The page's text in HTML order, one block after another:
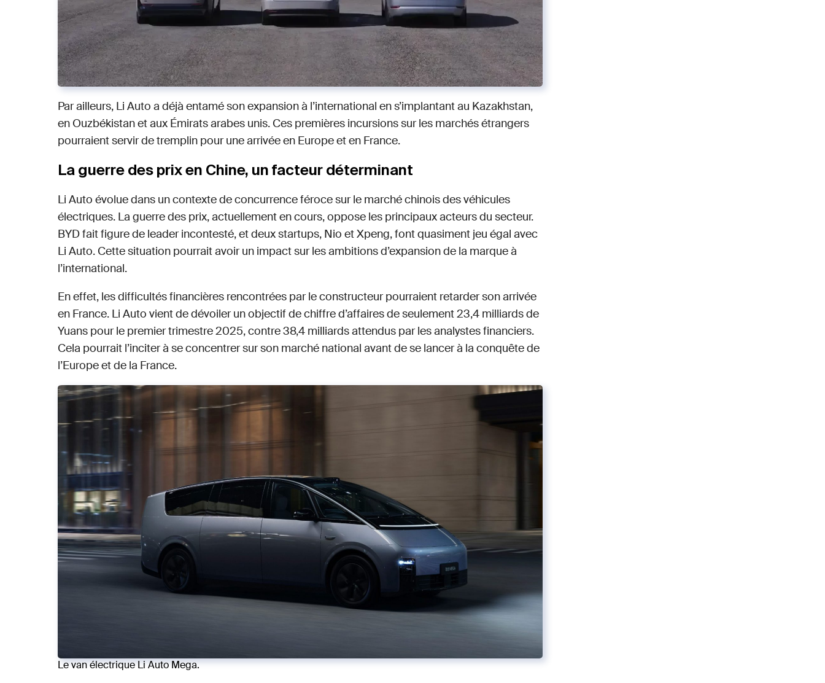
Par ailleurs, Li Auto a déjà entamé son expansion à l’international en s’implantant au Kazakhstan,
en Ouzbékistan et aux Émirats arabes unis. Ces premières incursions sur les marchés étrangers
pourraient servir de tremplin pour une arrivée en Europe et en France.
La guerre des prix en Chine, un facteur déterminant
Li Auto évolue dans un contexte de concurrence féroce sur le marché chinois des véhicules
électriques. La guerre des prix, actuellement en cours, oppose les principaux acteurs du secteur.
BYD fait figure de leader incontesté, et deux startups, Nio et Xpeng, font quasiment jeu égal avec
Li Auto. Cette situation pourrait avoir un impact sur les ambitions d’expansion de la marque à
l’international.
En effet, les difficultés financières rencontrées par le constructeur pourraient retarder son arrivée
en France. Li Auto vient de dévoiler un objectif de chiffre d’affaires de seulement 23,4 milliards de
Yuans pour le premier trimestre 2025, contre 38,4 milliards attendus par les analystes financiers.
Cela pourrait l’inciter à se concentrer sur son marché national avant de se lancer à la conquête de
l’Europe et de la France.
Le van électrique Li Auto Mega.